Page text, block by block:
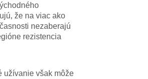
že na viac ako
nezaberajú
rezistencia
užívanie však môže